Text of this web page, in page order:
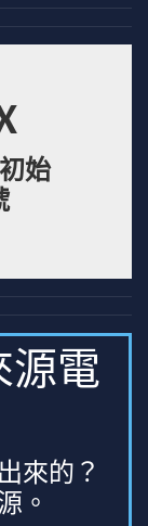
始
源電
來的？
。